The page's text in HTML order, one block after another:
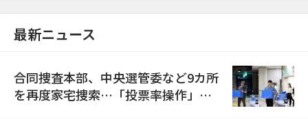
最新ニュース
合同捜査本部、中央選管委など9カ所
を再度家宅捜索…「投票率操作」の